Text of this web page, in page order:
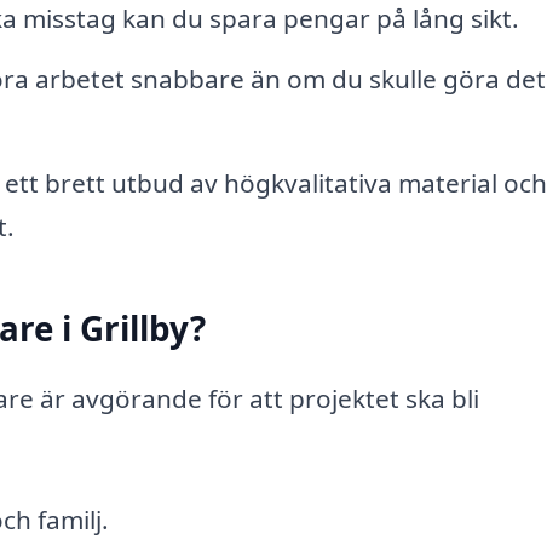
misstag kan du spara pengar på lång sikt.
arbetet snabbare än om du skulle göra det
brett utbud av högkvalitativa material och
i Grillby?
är avgörande för att projektet ska bli
familj.